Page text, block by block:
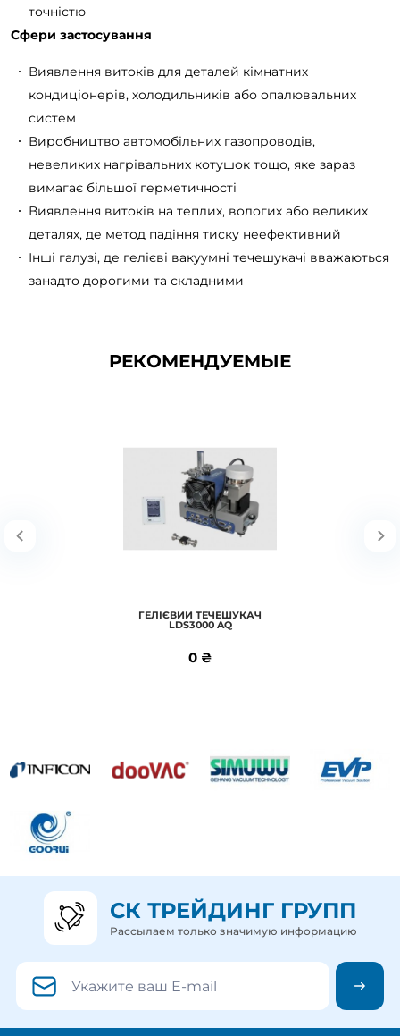
точністю
Сфери застосування
Виявлення витоків для деталей кімнатних
кондиціонерів, холодильників або опалювальних
систем
Виробництво автомобільних газопроводів,
невеликих нагрівальних котушок тощо, яке зараз
вимагає більшої герметичності
Виявлення витоків на теплих, вологих або великих
деталях, де метод падіння тиску неефективний
Інші галузі, де гелієві вакуумні течешукачі вважаються
занадто дорогими та складними
РЕКОМЕНДУЕМЫЕ
ГЕЛІЄВИЙ ТЕЧЕШУКАЧ
LDS3000 AQ
0 ₴
ГЕЛІЄВИЙ ТЕЧЕШУКАЧ LDS3000 AQ Накопичувальний течешукач - технологія
ULTRATEST Technology™ LDS3000..
0 ₴
СК ТРЕЙДИНГ ГРУПП
Рассылаем только значимую информацию